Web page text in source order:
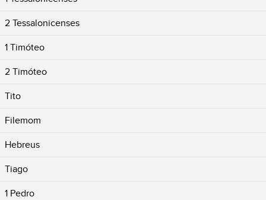
2 Tessalonicenses
1 Timóteo
2 Timóteo
Tito
Filemom
Hebreus
Tiago
1 Pedro